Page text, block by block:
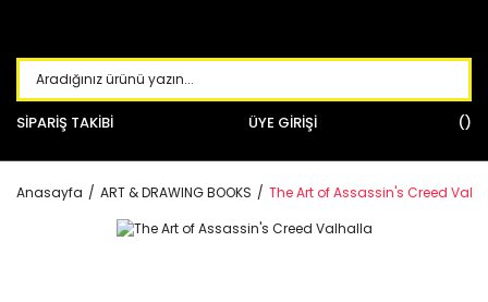
SİPARİŞ TAKİBİ ÜYE GİRİŞİ
Anasayfa ART & DRAWING BOOKS The Art of Assassin's Creed